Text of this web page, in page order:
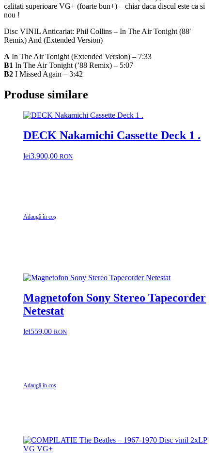
calitati superioare VG+ (foarte bun+) – chiar daca discul este ca si
nou !
Disc VINIL Anticariat: Phil Collins – In The Air Tonight (88′
Remix) And (Extended Version)
A In The Air Tonight (Extended Version) – 7:33
B1 In The Air Tonight (’88 Remix) – 5:07
B2 I Missed Again – 3:42
Produse similare
DECK Nakamichi Cassette Deck 1 .
lei3.900,00 RON
Adaugă în coș
Magnetofon Sony Stereo Tapecorder
Netestat
lei559,00 RON
Adaugă în coș